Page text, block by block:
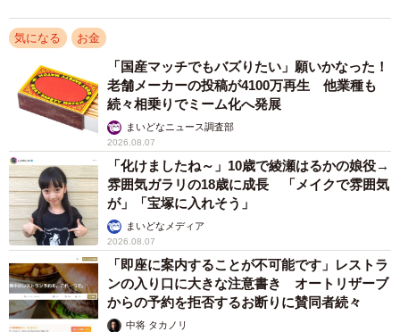
「国産マッチでもバズりたい」願いかなった！
続々相乗りでミーム化へ発展
まいどなニュース調査部
2026.08.07
「化けましたね～」10歳で綾瀬はるかの娘役→
雰囲気ガラリの18歳に成長 「メイクで雰囲気
が」「宝塚に入れそう」
まいどなメディア
2026.08.07
「即座に案内することが不可能です」レストラ
ンの入り口に大きな注意書き オートリザーブ
からの予約を拒否するお断りに賛同者続々
中将 タカノリ
2026.08.07